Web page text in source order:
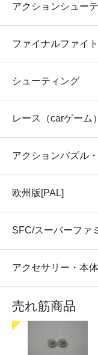
アクションシュー
ファイナルファイ
シューティング
レース（carゲーム）
アクションパズル
欧州版[PAL]
SFC/スーパーファ
アクセサリー・本
売れ筋商品